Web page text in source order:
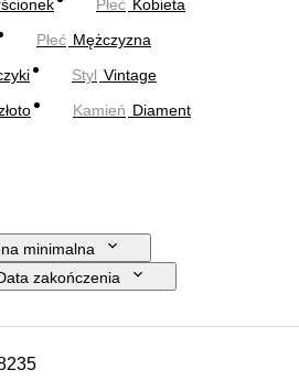
Płeć Kobieta
Płeć Mężczyzna
Styl Vintage
Kamień Diament
minimalna
zakończenia
Płeć